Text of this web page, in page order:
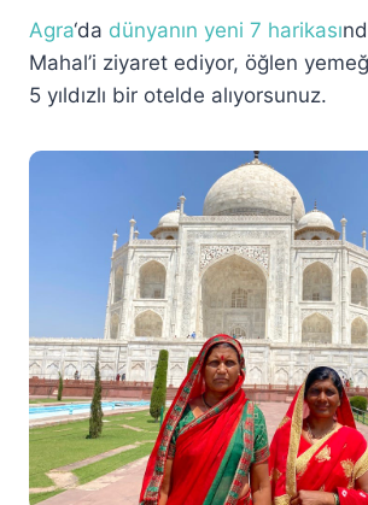
Agra‘da dünyanın yeni 7 harikası
Mahal’i ziyaret ediyor, öğlen
5 yıldızlı bir otelde alıyorsunuz.